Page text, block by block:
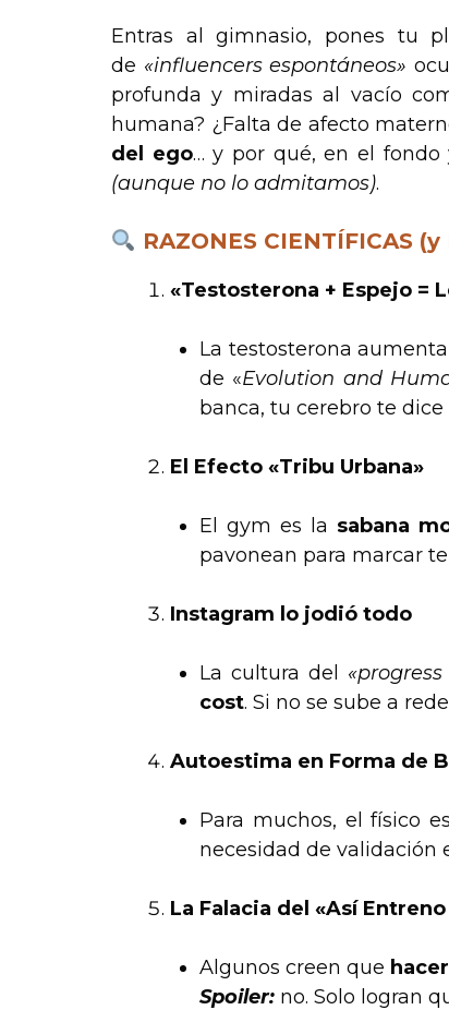
Entras al gimnasio, pones tu
de «influencers espontáneos»
profunda y miradas al vacío
humana? ¿Falta de afecto
del ego… y por qué, en el fondo
(aunque no lo admitamos).
RAZONES CIENTÍFICAS
«Testosterona + Espejo =
La testosterona
de «Evolution and
banca, tu cerebro te dice
El Efecto «Tribu Urbana»
El gym es la sabana
pavonean para marcar
Instagram lo jodió todo
La cultura del «progress
cost. Si no se sube a
Autoestima en Forma de
Para muchos, el físico es
necesidad de validación
La Falacia del «Así Entreno
Algunos creen que
Spoiler: no. Solo logran